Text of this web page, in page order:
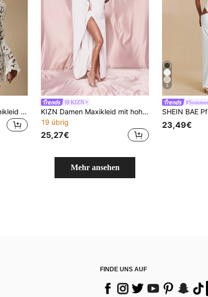
MISSGUIDED Kurzes Minikleid mit floraler Spitze und langen Ärmeln, Feiertagsparty, Hochzeitsempfang, elegant, bohemian, Häkelarbeit, Herbst-Winter Gelegenheitskleid mit Ausschnitten
KIZN
KIZN Damen Maxikleid mit hohem Kragen, extremer Drapierung, einem Ärmel, Schlitz vorne, für Abendveranstaltungen und formelle Anlässe, asymmetrisch, bodenlang, weiß
19 übrig
25,27€
5
23,49€
Mehr ansehen
FINDE UNS AUF